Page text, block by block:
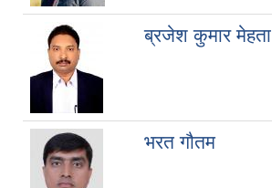
ब्रजेश कुमार मेहता
भरत गौतम